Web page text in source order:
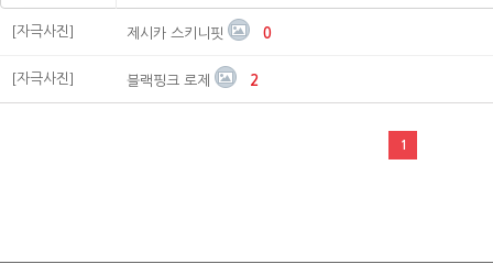
[자극사진] 제시카 스키니핏 0
[자극사진] 블랙핑크 로제 2
1